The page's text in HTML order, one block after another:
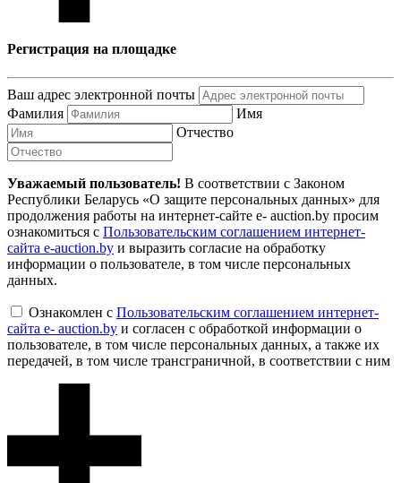
Регистрация на площадке
Ваш адрес электронной почты
Фамилия
Имя
Отчество
Уважаемый пользователь! В соответствии с Законом
Республики Беларусь «О защите персональных данных» для
продолжения работы на интернет-сайте e- auction.by просим
ознакомиться с Пользовательским соглашением интернет-
сайта e-auction.by и выразить согласие на обработку
информации о пользователе, в том числе персональных
данных.
Ознакомлен с Пользовательским соглашением интернет-
сайта e- auction.by и согласен с обработкой информации о
пользователе, в том числе персональных данных, а также их
передачей, в том числе трансграничной, в соответствии с ним